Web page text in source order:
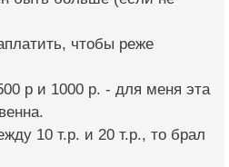
чтобы реже
р и 1000 р. - для меня эта
10 т.р. и 20 т.р., то брал